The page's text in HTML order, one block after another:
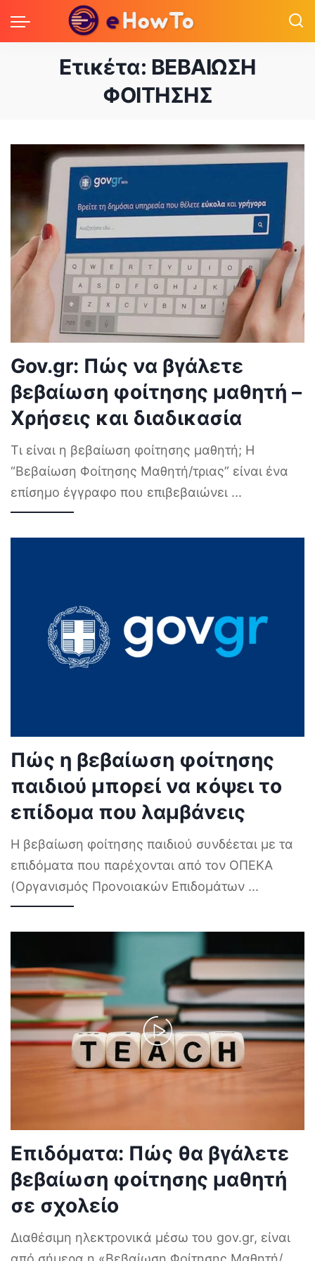
Ετικέτα: ΒΕΒΑΙΩΣΗ
ΦΟΙΤΗΣΗΣ
Gov.gr: Πώς να βγάλετε
βεβαίωση φοίτησης μαθητή –
Χρήσεις και διαδικασία
Τι είναι η βεβαίωση φοίτησης μαθητή; Η
“Βεβαίωση Φοίτησης Μαθητή/τριας” είναι ένα
επίσημο έγγραφο που επιβεβαιώνει ...
Πώς η βεβαίωση φοίτησης
παιδιού μπορεί να κόψει το
επίδομα που λαμβάνεις
Η βεβαίωση φοίτησης παιδιού συνδέεται με τα
επιδόματα που παρέχονται από τον ΟΠΕΚΑ
(Οργανισμός Προνοιακών Επιδομάτων ...
Επιδόματα: Πώς θα βγάλετε
βεβαίωση φοίτησης μαθητή
σε σχολείο
Διαθέσιμη ηλεκτρονικά μέσω του gov.gr, είναι